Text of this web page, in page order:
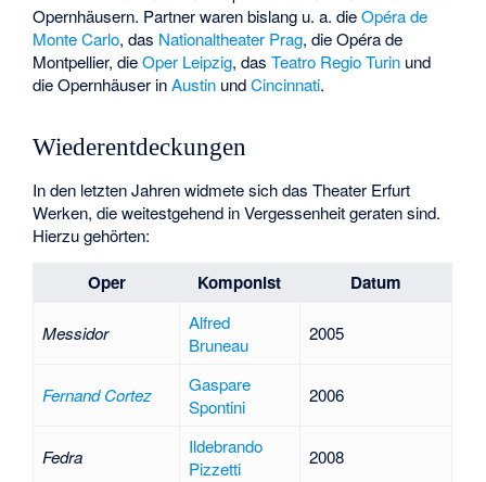
Opernhäusern. Partner waren bislang u. a. dieOpéra de
Monte Carlo, das Nationaltheater Prag, dieOpéra de
Montpellier, dieOper Leipzig, dasTeatro Regio Turin und
die Opernhäuser inAustin undCincinnati.
Wiederentdeckungen
In den letzten Jahren widmete sich das Theater Erfurt
Werken, die weitestgehend in Vergessenheit geraten sind.
Hierzu gehörten:
Oper Komponist Datum
Messidor
Alfred
Bruneau
2005
Fernand Cortez
Gaspare
Spontini
2006
Fedra
Ildebrando
Pizzetti
2008